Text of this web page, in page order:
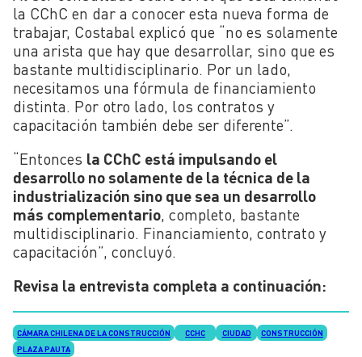
la CChC en dar a conocer esta nueva forma de
trabajar, Costabal explicó que “no es solamente
una arista que hay que desarrollar, sino que es
bastante multidisciplinario. Por un lado,
necesitamos una fórmula de financiamiento
distinta. Por otro lado, los contratos y
capacitación también debe ser diferente”.
“Entonces la CChC está impulsando el
desarrollo no solamente de la técnica de la
industrialización sino que sea un desarrollo
más complementario, completo, bastante
multidisciplinario. Financiamiento, contrato y
capacitación”, concluyó.
Revisa la entrevista completa a continuación:
CÁMARA CHILENA DE LA CONSTRUCCIÓN CCHC CIUDAD
CONSTRUCCIÓN
PLAZA PAUTA